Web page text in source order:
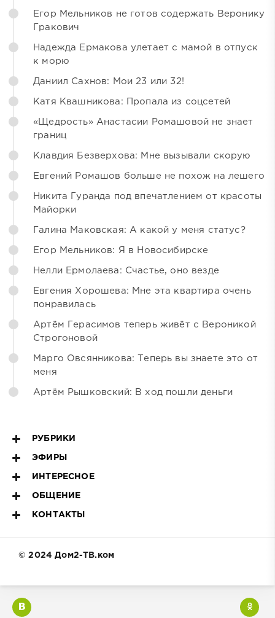
Егор Мельников не готов содержать Веронику
Гракович
Надежда Ермакова улетает с мамой в отпуск
к морю
Даниил Сахнов: Мои 23 или 32!
Катя Квашникова: Пропала из соцсетей
«Щедрость» Анастасии Ромашовой не знает
границ
Клавдия Безверхова: Мне вызывали скорую
Евгений Ромашов больше не похож на лешего
Никита Гуранда под впечатлением от красоты
Майорки
Галина Маковская: А какой у меня статус?
Егор Мельников: Я в Новосибирске
Нелли Ермолаева: Счастье, оно везде
Евгения Хорошева: Мне эта квартира очень
понравилась
Артём Герасимов теперь живёт с Вероникой
Строгоновой
Марго Овсянникова: Теперь вы знаете это от
меня
Артём Рышковский: В ход пошли деньги
РУБРИКИ
ЭФИРЫ
ИНТЕРЕСНОЕ
ОБЩЕНИЕ
КОНТАКТЫ
© 2024 Дом2-ТВ.ком